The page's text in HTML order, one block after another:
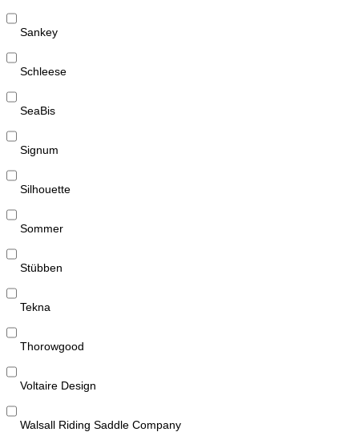
Sankey
Schleese
SeaBis
Signum
Silhouette
Sommer
Stübben
Tekna
Thorowgood
Voltaire Design
Walsall Riding Saddle Company